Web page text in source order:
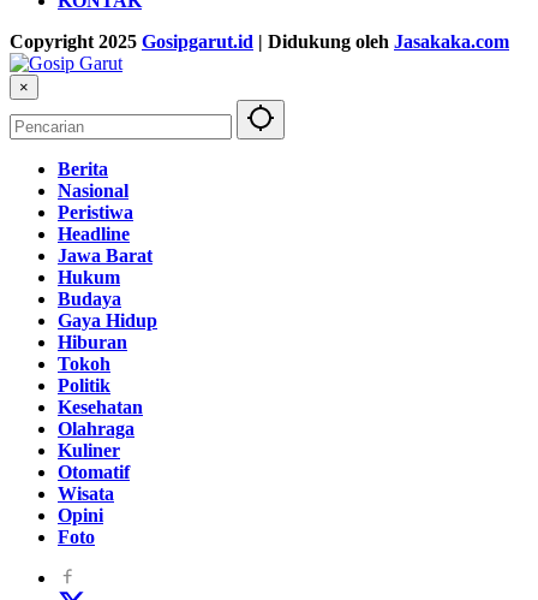
Copyright 2025 Gosipgarut.id | Didukung oleh Jasakaka.com
×
Berita
Nasional
Peristiwa
Headline
Jawa Barat
Hukum
Budaya
Gaya Hidup
Hiburan
Tokoh
Politik
Kesehatan
Olahraga
Kuliner
Otomatif
Wisata
Opini
Foto